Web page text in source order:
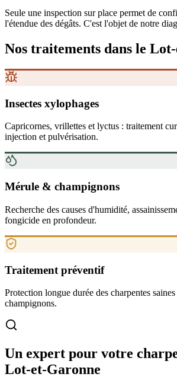
Seule une inspection sur place permet de
l'étendue des dégâts. C'est l'objet de notre
Nos traitements dans le
Insectes xylophages
Capricornes, vrillettes et lyctus : traitement
injection et pulvérisation.
Mérule & champignons
Recherche des causes d'humidité,
fongicide en profondeur.
Traitement préventif
Protection longue durée des charpentes
champignons.
Un expert pour votre
Lot-et-Garonne